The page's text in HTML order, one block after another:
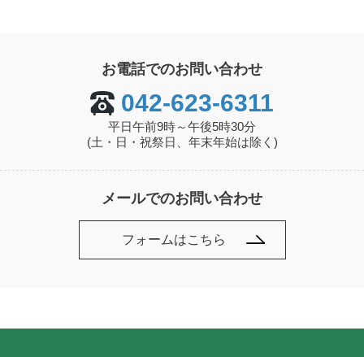
お電話でのお問い合わせ
042-623-6311
平日午前9時～午後5時30分
(土・日・祝祭日、年末年始は除く)
メールでのお問い合わせ
フォームはこちら